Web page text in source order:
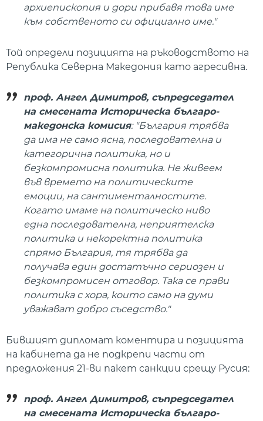
архиепископия и дори прибавя това име
към собственото си официално име."
Той определи позицията на ръководството на
Република Северна Македония като агресивна.
проф. Ангел Димитров, съпредседател
на смесената Историческа българо-
македонска комисия: "България трябва
да има не само ясна, последователна и
категорична политика, но и
безкомпромисна политика. Не живеем
във времето на политическите
емоции, на сантименталностите.
Когато имаме на политическо ниво
една последователна, неприятелска
политика и некоректна политика
спрямо България, тя трябва да
получава един достатъчно сериозен и
безкомпромисен отговор. Така се прави
политика с хора, които само на думи
уважават добро съседство."
Бившият дипломат коментира и позицията
на кабинета да не подкрепи части от
предложения 21-ви пакет санкции срещу Русия:
проф. Ангел Димитров, съпредседател
на смесената Историческа българо-